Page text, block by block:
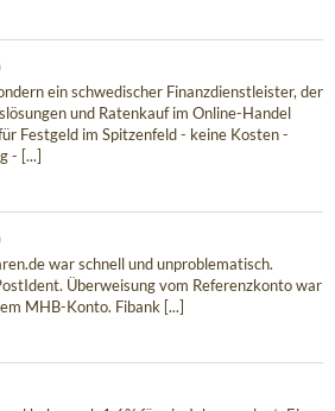
ein schwedischer Finanzdienstleister, der
und Ratenkauf im Online-Handel
Festgeld im Spitzenfeld - keine Kosten -
- [...]
war schnell und unproblematisch.
Überweisung vom Referenzkonto war
MHB-Konto. Fibank [...]